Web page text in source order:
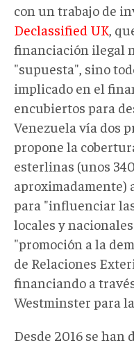
con un trabajo de
Declassified UK ,
financiación ilegal
"supuesta", sino
implicado en el
encubiertos para
Venezuela vía dos
propone la
esterlinas (unos
aproximadamente)
para "influenciar
locales y
"promoción a la
de Relaciones
financiando a
Westminster para
Desde 2016 se han